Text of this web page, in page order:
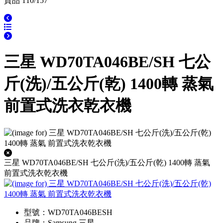
三星 WD70TA046BE/SH 七公
斤(洗)/五公斤(乾) 1400轉 蒸氣
前置式洗衣乾衣機
三星 WD70TA046BE/SH 七公斤(洗)/五公斤(乾) 1400轉 蒸氣
前置式洗衣乾衣機
型號：WD70TA046BESH